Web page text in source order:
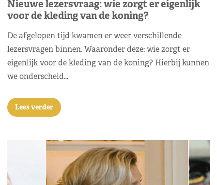
Nieuwe lezersvraag: wie zorgt er eigenlijk
voor de kleding van de koning?
De afgelopen tijd kwamen er weer verschillende
lezersvragen binnen. Waaronder deze: wie zorgt er
eigenlijk voor de kleding van de koning? Hierbij kunnen
we onderscheid…
Lees verder